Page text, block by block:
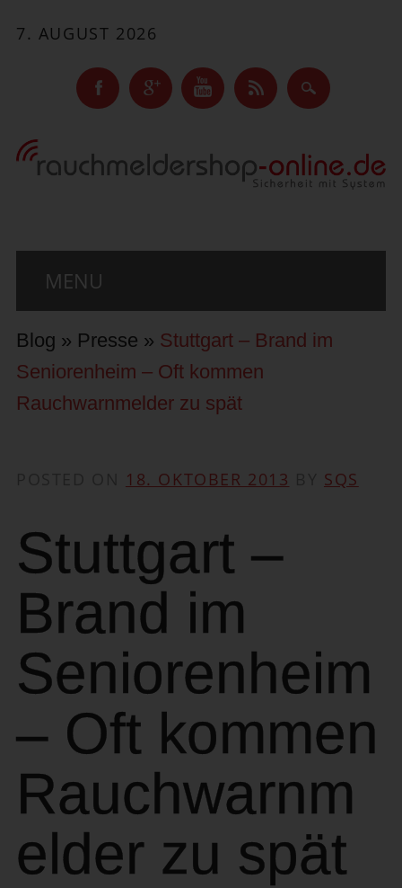
7. AUGUST 2026
MENU
Blog » Presse » Stuttgart – Brand im
Seniorenheim – Oft kommen
Rauchwarnmelder zu spät
18. OKTOBER 2013 SQS
Stuttgart –
Brand im
Seniorenheim
– Oft kommen
Rauchwarnm
elder zu spät